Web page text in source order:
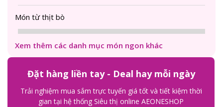
Món từ thịt bò
Xem thêm các danh mục món ngon khác
Đặt hàng liền tay - Deal hay mỗi ngày
Trải nghiệm mua sắm trực tuyến giá tốt và tiết kiệm thời
gian tại hệ thống Siêu thị online AEONESHOP